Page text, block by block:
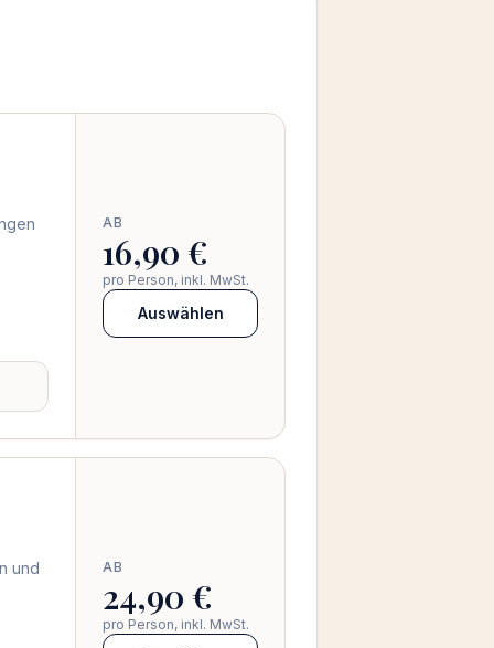
AB
16,90 €
pro Person, inkl. MwSt.
Auswählen
und
AB
24,90 €
pro Person, inkl. MwSt.